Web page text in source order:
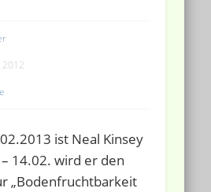
ist Neal Kinsey
14.02. wird er den
„Bodenfruchtbarkeit